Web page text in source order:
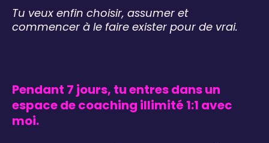
Tu veux enfin choisir, assumer et
commencer à le faire exister pour de vrai.
Pendant 7 jours, tu entres dans un
espace de coaching illimité 1:1 avec
moi.